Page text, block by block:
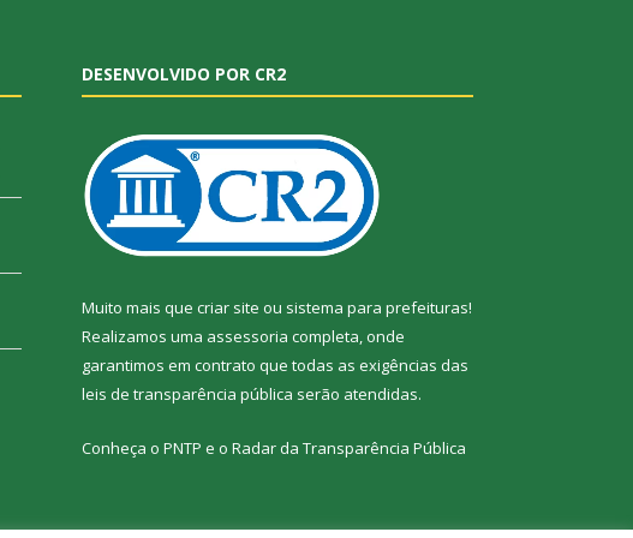
DESENVOLVIDO POR CR2
Muito mais que criar site ou sistema para prefeituras!
Realizamos uma assessoria completa, onde
garantimos em contrato que todas as exigências das
leis de transparência pública serão atendidas.
Conheça o PNTP e o Radar da Transparência Pública